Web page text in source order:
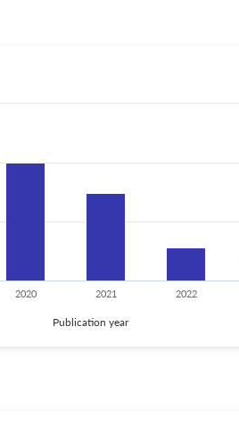
Publication year
2020 2021 2022